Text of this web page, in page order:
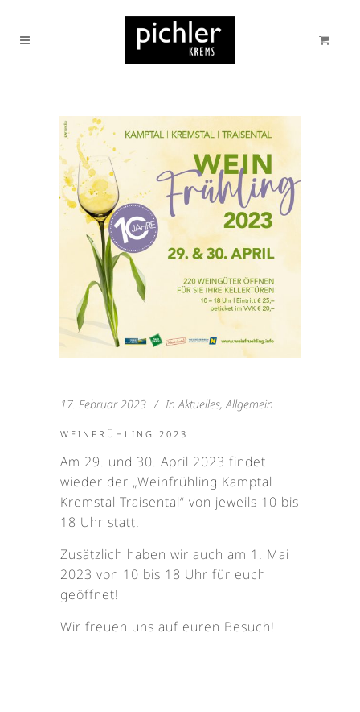
17. Februar 2023 In Aktuelles,Allgemein
WEINFRÜHLING 2023
Am 29. und 30. April 2023 findet
wieder der „Weinfrühling Kamptal
Kremstal Traisental“ von jeweils 10 bis
18 Uhr statt.
Zusätzlich haben wir auch am 1. Mai
2023 von 10 bis 18 Uhr für euch
geöffnet!
Wir freuen uns auf euren Besuch!